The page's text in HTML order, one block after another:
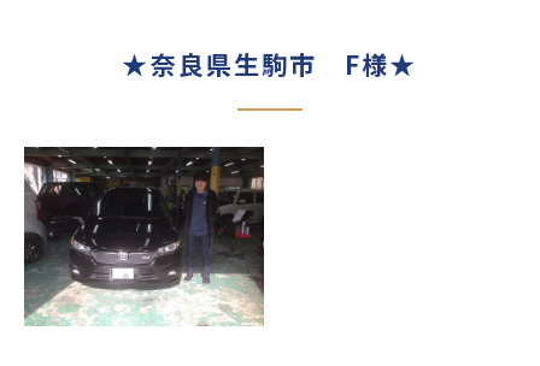
★奈良県生駒市 F様★